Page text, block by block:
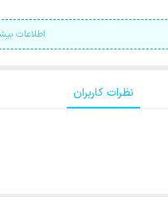
اطلاعات
نظرات کاربران